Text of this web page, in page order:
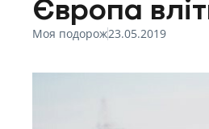
Європа
Моя подорож23.05.2019